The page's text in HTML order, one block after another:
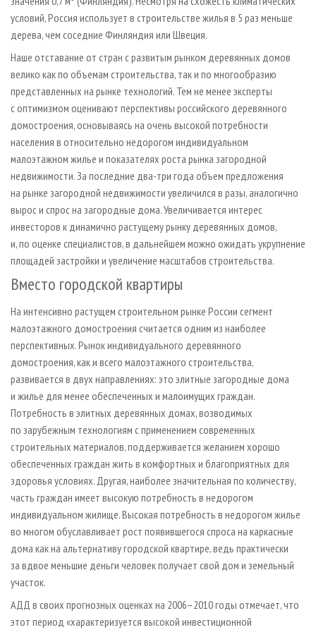
условий, Россия использует в строительстве жилья в 5 раз меньше
дерева, чем соседние Финляндия или Швеция.
Наше отставание от стран с развитым рынком деревянных домов
велико как по объемам строительства, так и по многообразию
представленных на рынке технологий. Тем не менее эксперты
с оптимизмом оценивают перспективы российского деревянного
домостроения, основываясь на очень высокой потребности
населения в относительно недорогом индивидуальном
малоэтажном жилье и показателях роста рынка загородной
недвижимости. За последние два-три года объем предложения
на рынке загородной недвижимости увеличился в разы, аналогично
вырос и спрос на загородные дома. Увеличивается интерес
инвесторов к динамично растущему рынку деревянных домов,
и, по оценке специалистов, в дальнейшем можно ожидать укрупнение
площадей застройки и увеличение масштабов строительства.
Вместо городской квартиры
На интенсивно растущем строительном рынке России сегмент
малоэтажного домостроения считается одним из наиболее
перспективных. Рынок индивидуального деревянного
домостроения, как и всего малоэтажного строительства,
развивается в двух направлениях: это элитные загородные дома
и жилье для менее обеспеченных и малоимущих граждан.
Потребность в элитных деревянных домах, возводимых
по зарубежным технологиям с применением современных
строительных материалов, поддерживается желанием хорошо
обеспеченных граждан жить в комфортных и благоприятных для
здоровья условиях. Другая, наиболее значительная по количеству,
часть граждан имеет высокую потребность в недорогом
индивидуальном жилище. Высокая потребность в недорогом жилье
во многом обуславливает рост появившегося спроса на каркасные
дома как на альтернативу городской квартире, ведь практически
за вдвое меньшие деньги человек получает свой дом и земельный
участок.
АДД в своих прогнозных оценках на 2006–2010 годы отмечает, что
этот период «характеризуется высокой инвестиционной